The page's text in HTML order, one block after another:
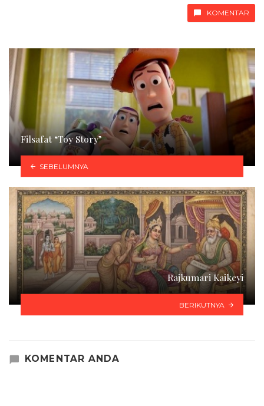
KOMENTAR
Filsafat “Toy Story”
SEBELUMNYA
Rajkumari Kaikeyi
BERIKUTNYA
KOMENTAR ANDA